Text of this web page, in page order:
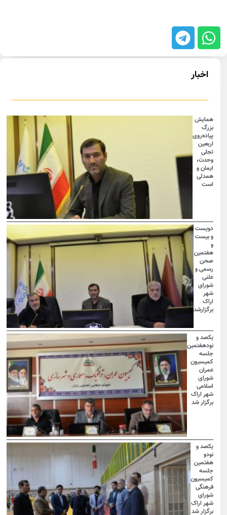
اخبار
همایش
بزرگ
پیاده‌روی
اربعین
تجلی
وحدت،
ایمان و
همدلی
است
دویست
و بیست
هفتمین
صحن
رسمی و
علنی
شورای
شهر
اراک
برگزارشد
یکصد و
نودهفتمین
جلسه
کمیسیون
عمران
شورای
اسلامی
شهر اراک
برگزار شد
یکصد و
نودو
هفتمین
جلسه
کمیسیون
فرهنگی
شورای
شهر اراک
برگزار شد